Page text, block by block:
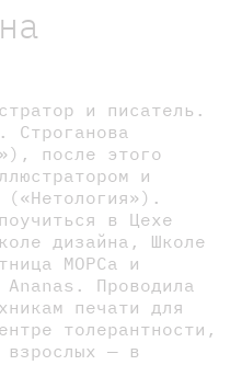
и писатель.
Строганова
после этого
и
(«Нетология»).
в Цехе
дизайна, Школе
МОРСа и
Ananas. Проводила
печати для
толерантности,
— в